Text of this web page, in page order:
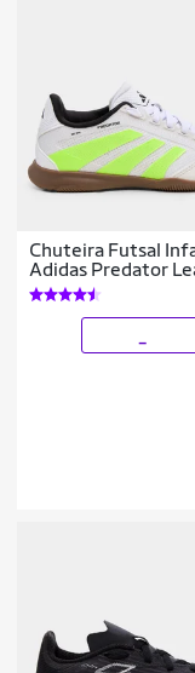
Chuteira Futsal
Adidas Predator
Unissex